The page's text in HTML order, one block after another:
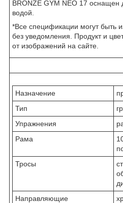
BRONZE GYM NEO 17 оснащен
водой.
*Все спецификации могут быть
без уведомления. Продукт и
от изображений на сайте.
Назначение
Тип
Упражнения
Рама
Тросы
Направляющие